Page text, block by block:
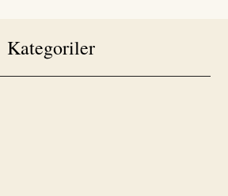
Kategoriler